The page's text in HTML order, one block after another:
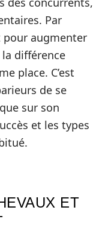
Par
augmenter
différence
place. C’est
de se
sur son
et les types
ET